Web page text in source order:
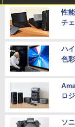
性
チ
ハ
色
ロ
ソ